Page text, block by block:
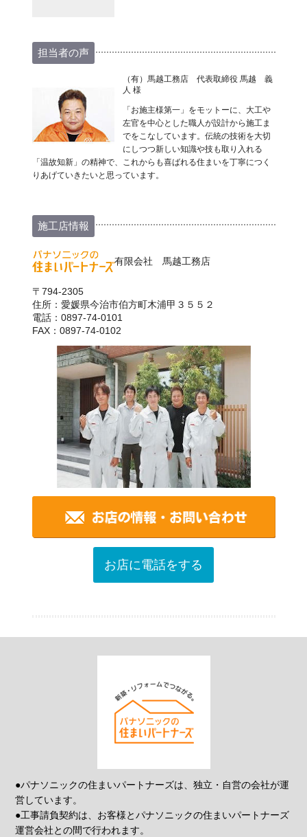
担当者の声
（有）馬越工務店 代表取締役 馬越 義
人 様
「お施主様第一」をモットーに、大工や
左官を中心とした職人が設計から施工ま
でをこなしています。伝統の技術を大切
にしつつ新しい知識や技も取り入れる
「温故知新」の精神で、これからも喜ばれる住まいを丁寧につく
りあげていきたいと思っています。
施工店情報
有限会社 馬越工務店
〒794-2305
住所：愛媛県今治市伯方町木浦甲３５５２
電話：0897-74-0101
FAX：0897-74-0102
お店に電話をする
●パナソニックの住まいパートナーズは、独立・自営の会社が運
営しています。
●工事請負契約は、お客様とパナソニックの住まいパートナーズ
運営会社との間で行われます。